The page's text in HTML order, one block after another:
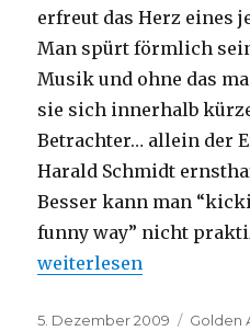
erfreut das Herz eines
Man spürt förmlich
Musik und ohne das
sie sich innerhalb
Betrachter… allein der
Harald Schmidt
Besser kann man
funny way” nicht
„DJ Funktuals Top 10
weiterlesen
Veröffentlicht
5. Dezember 2009 Golden